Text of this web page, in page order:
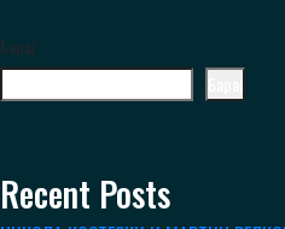
Барај
Recent Posts